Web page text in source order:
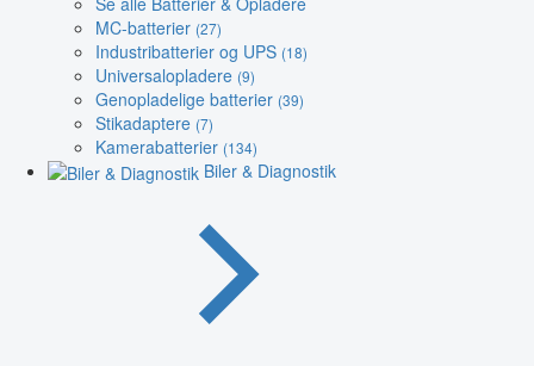
MC-batterier (27)
Industribatterier og UPS (18)
Universalopladere (9)
Genopladelige batterier (39)
Stikadaptere (7)
Kamerabatterier (134)
Biler & Diagnostik